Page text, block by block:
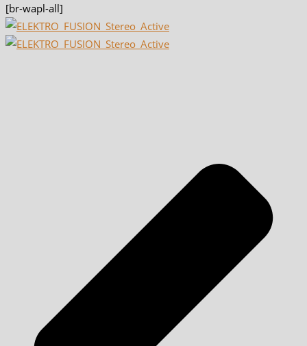
[br-wapl-all]